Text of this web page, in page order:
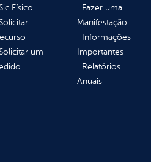
Físico
um
Fazer uma
Manifestação
Informações
Importantes
Relatórios
Anuais